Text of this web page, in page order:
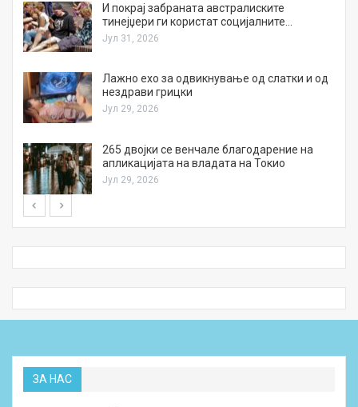
И покрај забраната австралиските
тинејџери ги користат социјалните…
Јул 31, 2026
Лажно ехо за одвикнување од слатки и од
нездрави грицки
Јул 29, 2026
265 двојки се венчале благодарение на
апликацијата на владата на Токио
Јул 29, 2026
ЗА НАС